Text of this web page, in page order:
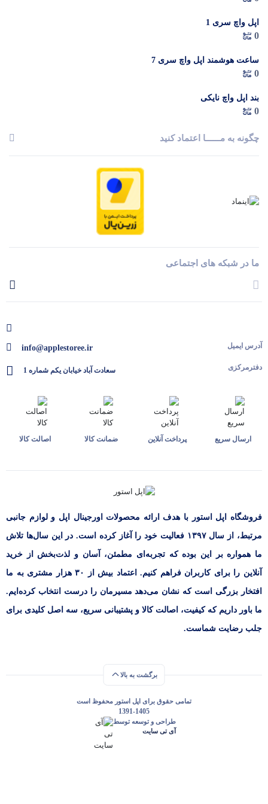
اپل واچ سری 1
0
ساعت هوشمند اپل واچ سری 7
0
بند اپل واچ نایکی
0
چگونه به مــــــا اعتماد کنید
ما در شبکه های اجتماعی
آدرس ایمیل
دفترمرکزی
info@applestoree.ir
سعادت آباد خیابان یکم شماره 1
ارسال سریع پرداخت آنلاین ضمانت کالا اصالت کالا
فروشگاه اپل استور با هدف ارائه‌ محصولات اورجینال اپل و لوازم جانبی
مرتبط، از سال ۱۳۹۷ فعالیت خود را آغاز کرده است. در این سال‌ها تلاش
ما همواره بر این بوده که تجربه‌ای مطمئن، آسان و لذت‌بخش از خرید
آنلاین را برای کاربران فراهم کنیم. اعتماد بیش از ۳۰ هزار مشتری به ما
افتخار بزرگی است که نشان می‌دهد مسیرمان را درست انتخاب کرده‌ایم.
ما باور داریم که کیفیت، اصالت کالا و پشتیبانی سریع، سه اصل کلیدی برای
جلب رضایت شماست.
برگشت به بالا
تمامی حقوق برای اپل استور محفوظ است
1391-1405
طراحی و توسعه توسط
آی تی سایت